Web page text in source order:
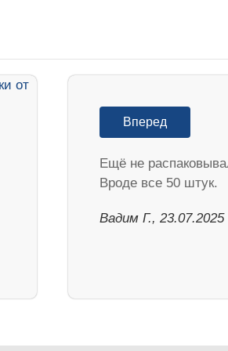
Вперед
Ещё не
Вроде все 50 штук.
Вадим Г., 23.07.2025